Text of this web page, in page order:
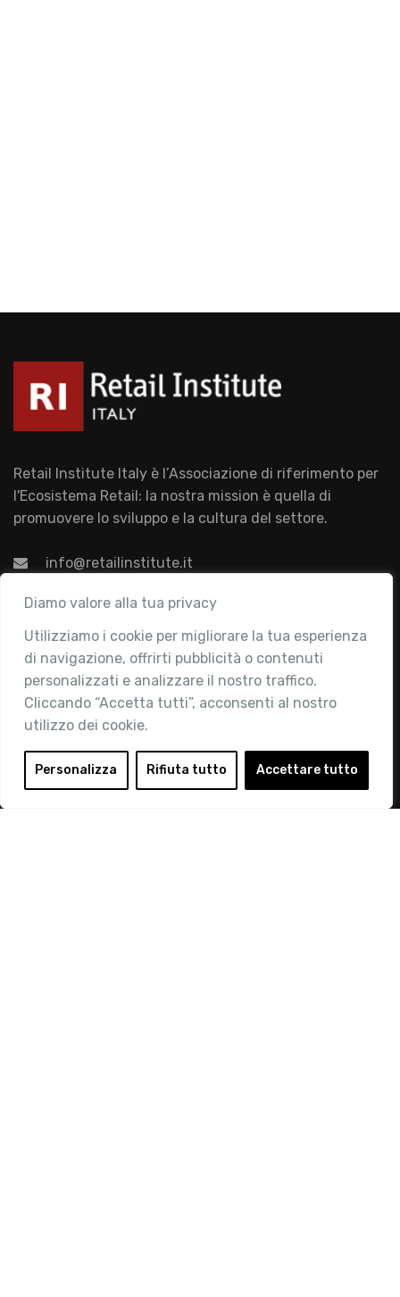
Diamo valore alla tua privacy
Utilizziamo i cookie per migliorare la tua esperienza
di navigazione, offrirti pubblicità o contenuti
personalizzati e analizzare il nostro traffico.
Cliccando “Accetta tutti”, acconsenti al nostro
utilizzo dei cookie.
Personalizza Rifiuta tutto Accettare tutto
Retail Institute Italy è l’Associazione di riferimento per
l'Ecosistema Retail: la nostra mission è quella di
promuovere lo sviluppo e la cultura del settore.
info@retailinstitute.it
Associazione
Chi siamo
Attività
Contatti
Area Riservata
Login
Diventa Socio